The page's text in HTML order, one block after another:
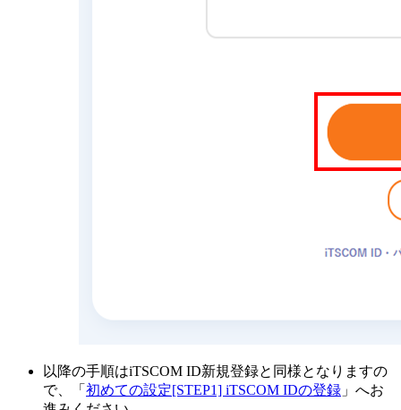
以降の手順はiTSCOM ID新規登録と同様となりますの
で、「 初めての設定[STEP1] iTSCOM IDの登録 」へお